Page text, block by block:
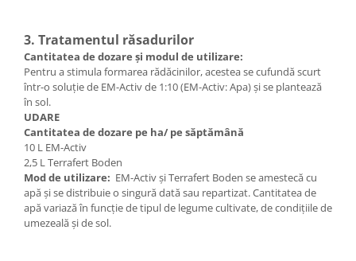
3. Tratamentul răsadurilor
Cantitatea de dozare și modul de utilizare:
Pentru a stimula formarea rădăcinilor, acestea se cufundă scurt
într-o soluție de EM-Activ de 1:10 (EM-Activ: Apa) și se plantează
în sol.
UDARE
Cantitatea de dozare pe ha/ pe săptămână
10 L EM-Activ
2,5 L Terrafert Boden
Mod de utilizare: EM-Activ și Terrafert Boden se amestecă cu
apă și se distribuie o singură dată sau repartizat. Cantitatea de
apă variază în funcție de tipul de legume cultivate, de condițiile de
umezeală și de sol.